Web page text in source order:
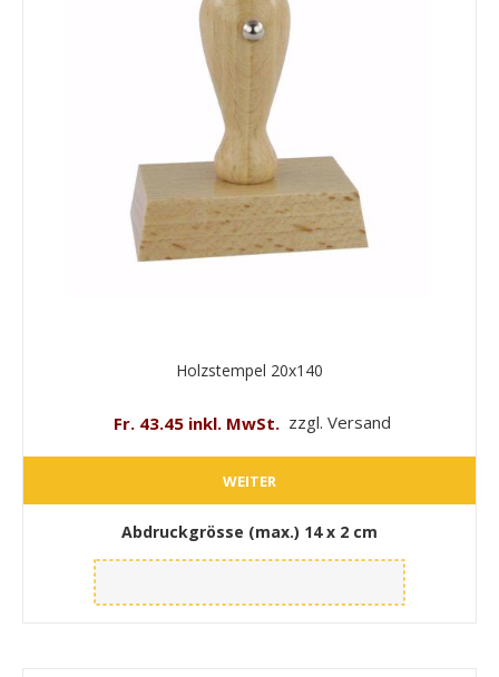
Holzstempel 20x140
Fr. 43.45 inkl. MwSt. zzgl. Versand
WEITER
Abdruckgrösse (max.) 14 x 2 cm